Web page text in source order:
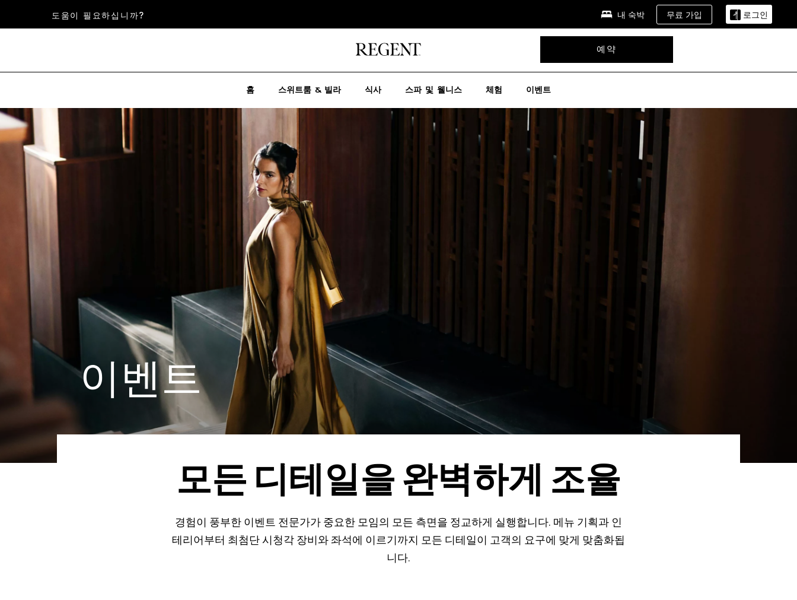
도움이 필요하십니까? 내 숙박 무료 가입 로그인
예약
홈 스위트룸 & 빌라 식사 스파 및 웰니스 체험 이벤트
이벤트
모든 디테일을 완벽하게 조율
경험이 풍부한 이벤트 전문가가 중요한 모임의 모든 측면을 정교하게 실행합니다. 메뉴 기획과 인
테리어부터 최첨단 시청각 장비와 좌석에 이르기까지 모든 디테일이 고객의 요구에 맞게 맞춤화됩
니다.